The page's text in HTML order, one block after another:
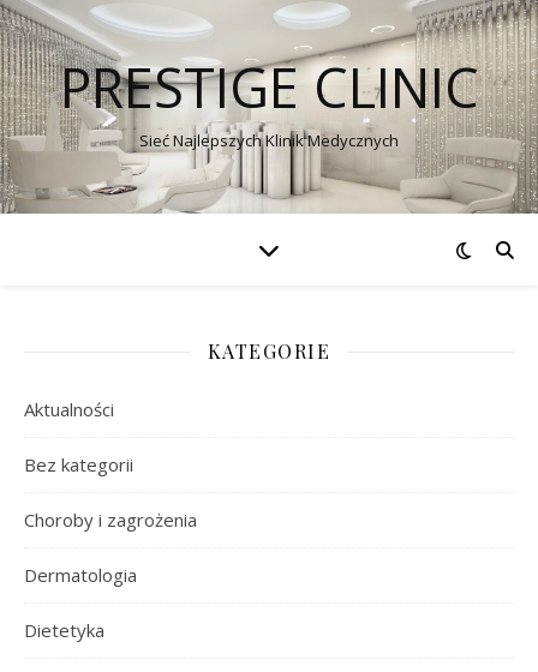
PRESTIGE CLINIC
Sieć Najlepszych Klinik Medycznych
KATEGORIE
Aktualności
Bez kategorii
Choroby i zagrożenia
Dermatologia
Dietetyka